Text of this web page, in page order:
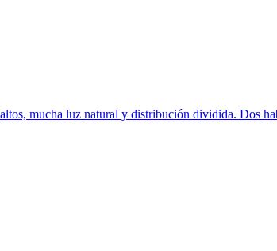
mucha luz natural y distribución dividida. Dos